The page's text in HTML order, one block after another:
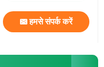
हमसे संपर्क करें